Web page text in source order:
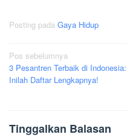
Posting pada Gaya Hidup
Navigasi
pos
Pos sebelumnya
3 Pesantren Terbaik di Indonesia:
Inilah Daftar Lengkapnya!
Tinggalkan Balasan